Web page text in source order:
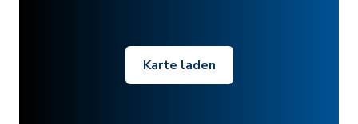
Karte laden